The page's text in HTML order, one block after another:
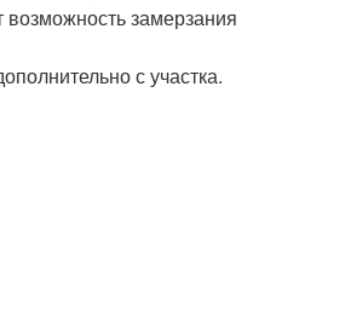
замерзания
с участка.